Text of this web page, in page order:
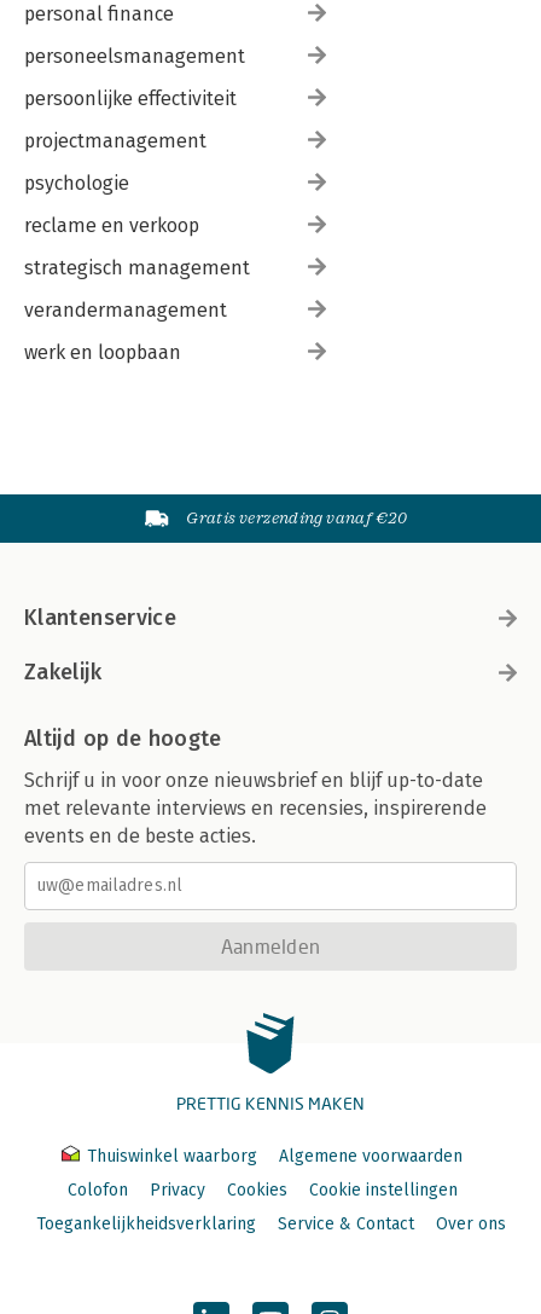
personal finance
personeelsmanagement
persoonlijke effectiviteit
projectmanagement
psychologie
reclame en verkoop
strategisch management
verandermanagement
werk en loopbaan
Gratis verzending vanaf €20
Klantenservice
Zakelijk
Altijd op de hoogte
Schrijf u in voor onze nieuwsbrief en blijf up-to-date
met relevante interviews en recensies, inspirerende
events en de beste acties.
Aanmelden
PRETTIG KENNIS MAKEN
Thuiswinkel waarborg
Algemene voorwaarden
Colofon
Privacy Cookies
Cookie instellingen
Toegankelijkheidsverklaring
Service & Contact Over ons